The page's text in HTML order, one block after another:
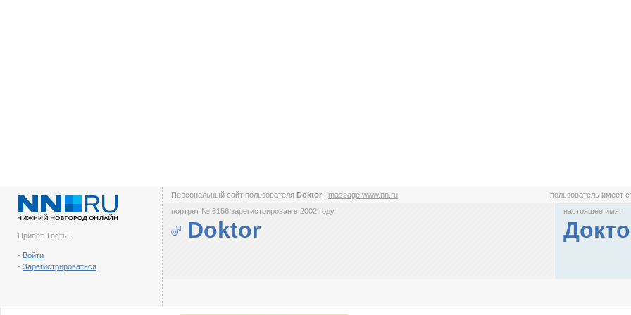
Привет, Гость !
- Войти
- Зарегистрироваться
Персональный сайт пользователя Doktor : massage.www.nn.ru пользователь имеет
портрет № 6156 зарегистрирован в 2002 году
Doktor
настоящее имя: